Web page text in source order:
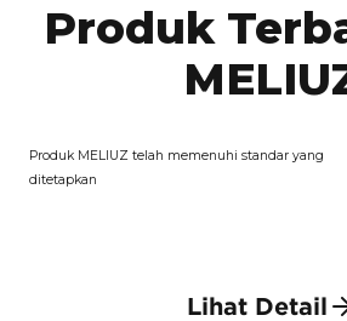
Produk
Produk MELIUZ telah memenuhi standar yang
ditetapkan
Lihat Detail